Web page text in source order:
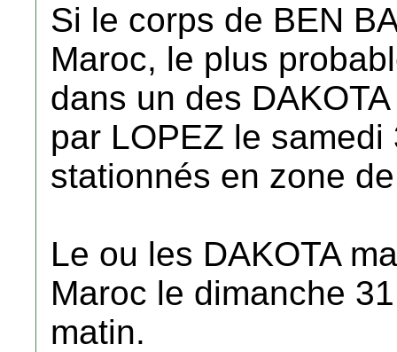
Si le corps de BEN
Maroc, le plus
dans un des
par LOPEZ le
stationnés en zone de
Le ou les DAKOTA
Maroc le dimanche
matin.